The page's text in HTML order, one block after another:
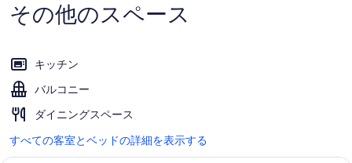
その他のスペース
キッチン
バルコニー
ダイニングスペース
すべての客室とベッドの詳細を表示する